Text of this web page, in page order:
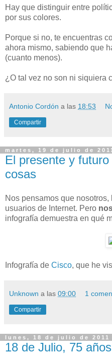
Hay que distinguir entre
por sus colores.
Porque si no, te encuentras
ahora mismo, sabiendo que
(cuanto menos).
¿O tal vez no son ni siquiera
Antonio Cordón a las 18:53
Compartir
martes, 19 de julio de 2011
El presente y
cosas
Nos pensamos que
usuarios de Internet. Pero
infografía demuestra en qué
Infografía de Cisco, que he
Unknown a las 09:00 1
Compartir
lunes, 18 de julio de 2011
18 de Julio, 75